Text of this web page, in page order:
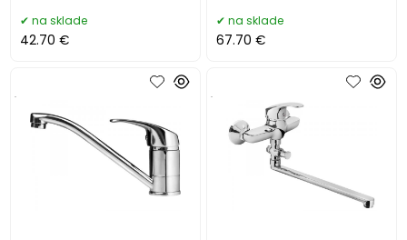
na sklade
42.70 €
na sklade
67.70 €
. .